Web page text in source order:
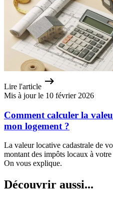
Lire l'article
Mis à jour le 10 février 2026
Comment calculer la
mon logement ?
La valeur locative cadastrale de
montant des impôts locaux à
On vous explique.
Découvrir aussi...